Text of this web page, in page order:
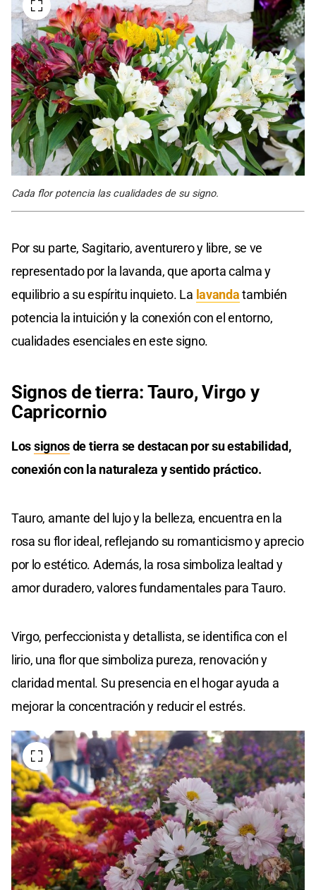
Cada flor potencia las cualidades de su signo.
Por su parte, Sagitario, aventurero y libre, se ve
representado por la lavanda, que aporta calma y
equilibrio a su espíritu inquieto. La lavandatambién
potencia la intuición y la conexión con el entorno,
cualidades esenciales en este signo.
Signos de tierra: Tauro, Virgo y
Capricornio
Lossignosde tierra se destacan por su estabilidad,
conexión con la naturaleza y sentido práctico.
Tauro, amante del lujo y la belleza, encuentra en la
rosa su flor ideal, reflejando su romanticismo y aprecio
por lo estético. Además, la rosa simboliza lealtad y
amor duradero, valores fundamentales para Tauro.
Virgo, perfeccionista y detallista, se identifica con el
lirio, una flor que simboliza pureza, renovación y
claridad mental. Su presencia en el hogar ayuda a
mejorar la concentración y reducir el estrés.